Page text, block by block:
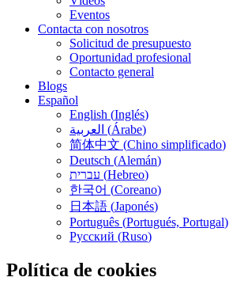
Eventos
Contacta con nosotros
Solicitud de presupuesto
Oportunidad profesional
Contacto general
Blogs
Español
English (Inglés)
العربية (Árabe)
简体中文 (Chino simplificado)
Deutsch (Alemán)
עברית (Hebreo)
한국어 (Coreano)
日本語 (Japonés)
Português (Portugués, Portugal)
Русский (Ruso)
Política de cookies